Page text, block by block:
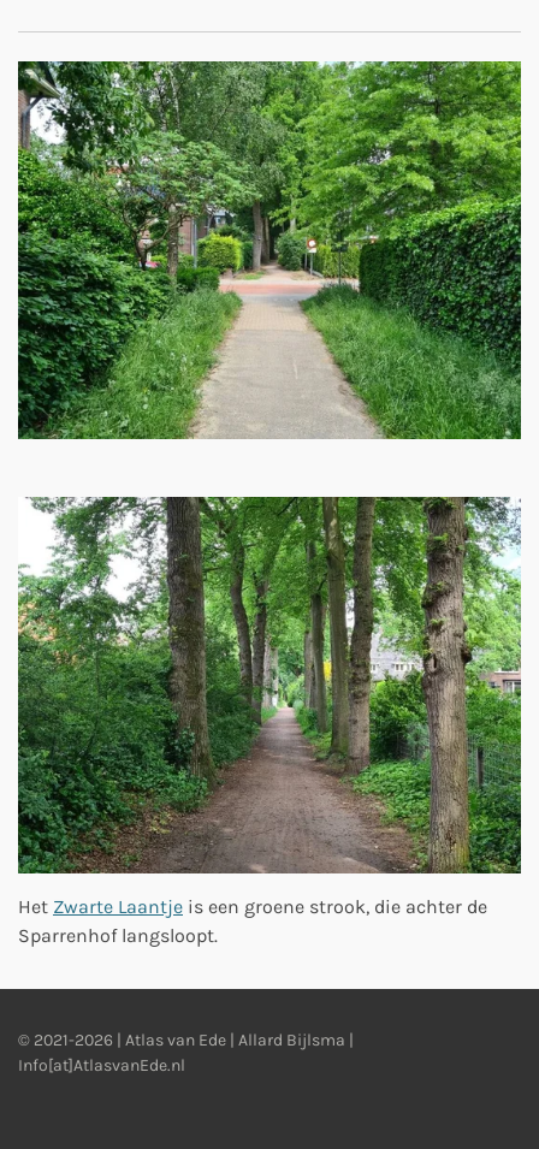
Het Zwarte Laantje is een groene strook, die achter de
Sparrenhof langsloopt.
© 2021-2026 | Atlas van Ede | Allard Bijlsma |
Info[at]AtlasvanEde.nl